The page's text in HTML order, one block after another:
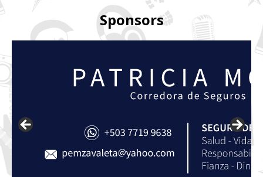
Sponsors